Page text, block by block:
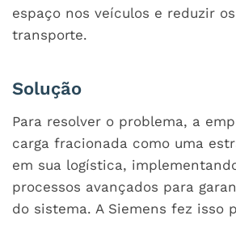
espaço nos veículos e reduzir
transporte.
Solução
Para resolver o problema, a
carga fracionada como uma
em sua logística,
processos avançados para
do sistema. A Siemens fez isso